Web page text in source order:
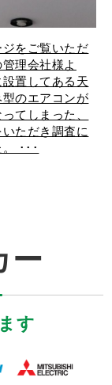
をご覧いただ
理会社様よ
設置してある天
のエアコンが
てしまった、
ただき調査に
･･･
ー
す